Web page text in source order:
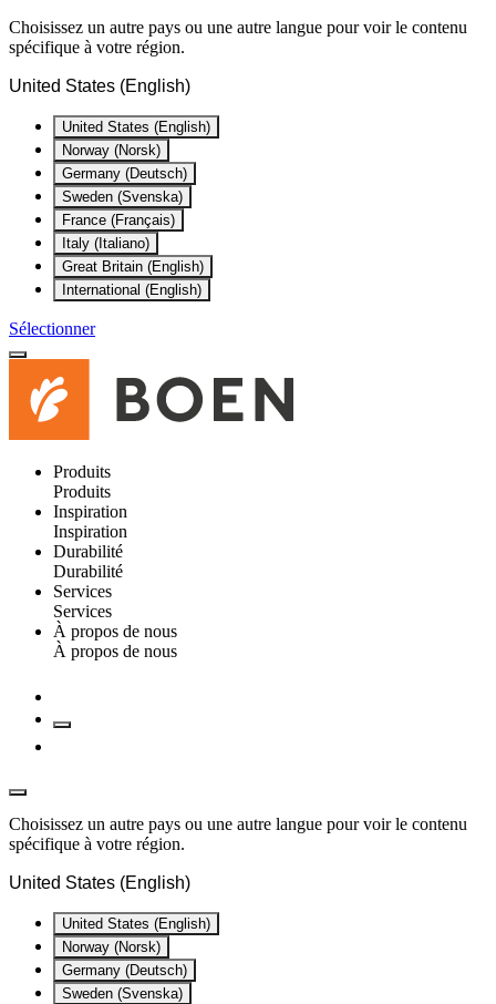
Choisissez un autre pays ou une autre langue pour voir le contenu
spécifique à votre région.
United States (English)
United States (English)
Norway (Norsk)
Germany (Deutsch)
Sweden (Svenska)
France (Français)
Italy (Italiano)
Great Britain (English)
International (English)
Sélectionner
Produits
Produits
Inspiration
Inspiration
Durabilité
Durabilité
Services
Services
À propos de nous
À propos de nous
Choisissez un autre pays ou une autre langue pour voir le contenu
spécifique à votre région.
United States (English)
United States (English)
Norway (Norsk)
Germany (Deutsch)
Sweden (Svenska)